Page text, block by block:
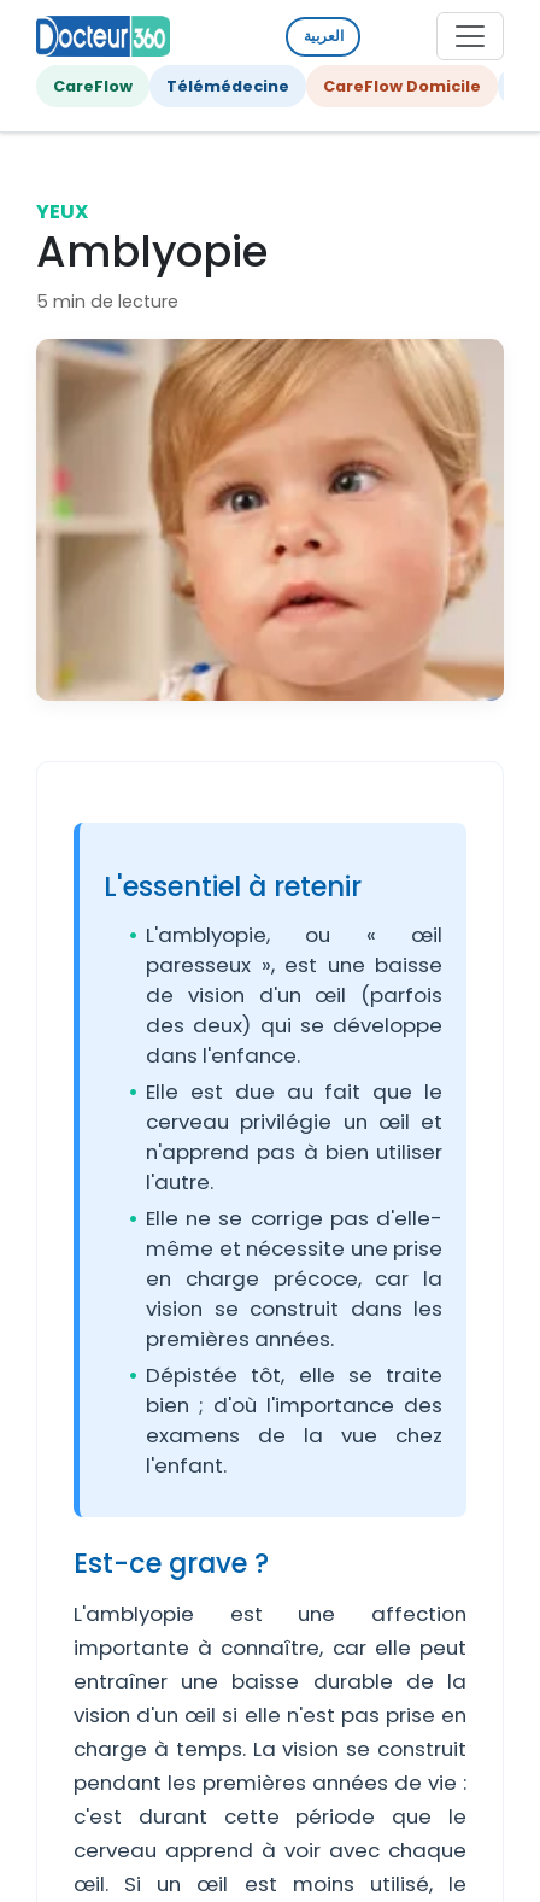
العربية
CareFlow Télémédecine CareFlow Domicile
YEUX
Amblyopie
5 min de lecture
L'essentiel à retenir
L'amblyopie, ou « œil
paresseux », est une baisse
de vision d'un œil (parfois
des deux) qui se développe
dans l'enfance.
Elle est due au fait que le
cerveau privilégie un œil et
n'apprend pas à bien utiliser
l'autre.
Elle ne se corrige pas d'elle-
même et nécessite une prise
en charge précoce, car la
vision se construit dans les
premières années.
Dépistée tôt, elle se traite
bien ; d'où l'importance des
examens de la vue chez
l'enfant.
Est-ce grave ?
L'amblyopie est une affection
importante à connaître, car elle peut
entraîner une baisse durable de la
vision d'un œil si elle n'est pas prise en
charge à temps. La vision se construit
pendant les premières années de vie :
c'est durant cette période que le
cerveau apprend à voir avec chaque
œil. Si un œil est moins utilisé, le